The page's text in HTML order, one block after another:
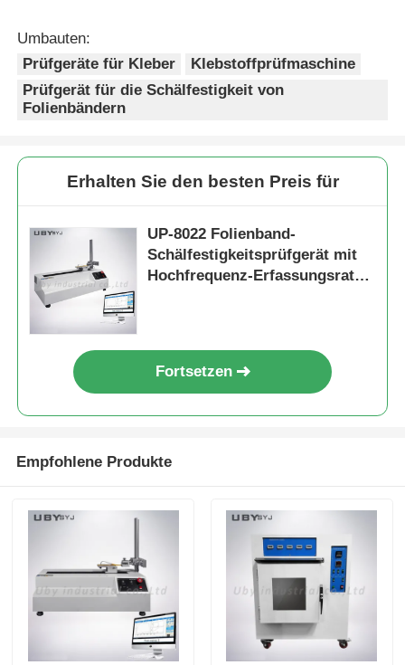
Umbauten:
Prüfgeräte für Kleber
Klebstoffprüfmaschine
Prüfgerät für die Schälfestigkeit von
Folienbändern
Erhalten Sie den besten Preis für
UP-8022 Folienband-
Schälfestigkeitsprüfgerät mit
Hochfrequenz-Erfassungsrate,
Fortsetzen
Empfohlene Produkte